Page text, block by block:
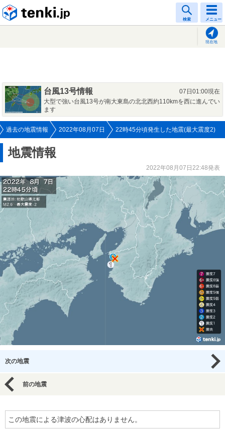
検索 メニュー
現在地
台風13号情報
07日01:00現在
大型で強い台風13号が南大東島の北北西約110kmを西に進んでい
ます
過去の地震情報 2022年08月07日 22時45分頃発生した地震(最大震度2)
地震情報
2022年08月07日22:48発表
次の地震
前の地震
この地震による津波の心配はありません。